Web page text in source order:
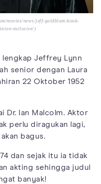
movies/news/jeff-goldblum-book-
exclusive/)
Jeffrey Lynn
senior dengan Laura
22 Oktober 1952
Dr. Ian Malcolm. Aktor
perlu diragukan lagi,
bagus.
dan sejak itu ia tidak
akting sehingga judul
banyak!